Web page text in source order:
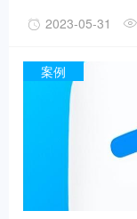
新赛季的赛事体系
2023-05-31
案例